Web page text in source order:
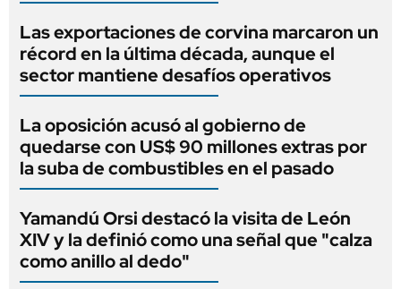
Las exportaciones de corvina marcaron un
récord en la última década, aunque el
sector mantiene desafíos operativos
La oposición acusó al gobierno de
quedarse con US$ 90 millones extras por
la suba de combustibles en el pasado
Yamandú Orsi destacó la visita de León
XIV y la definió como una señal que "calza
como anillo al dedo"